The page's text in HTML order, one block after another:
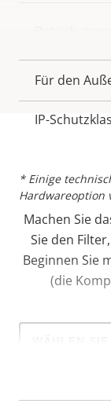
Für den
IP-
* Einige
Hardwareoption
Machen Sie
Sie den
Beginnen Sie
(die
Select